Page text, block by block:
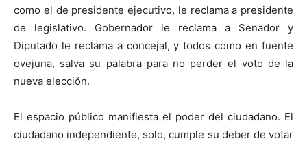
como el de presidente ejecutivo, le reclama a presidente
de legislativo. Gobernador le reclama a Senador y
Diputado le reclama a concejal, y todos como en fuente
ovejuna, salva su palabra para no perder el voto de la
nueva elección.
El espacio público manifiesta el poder del ciudadano. El
ciudadano independiente, solo, cumple su deber de votar